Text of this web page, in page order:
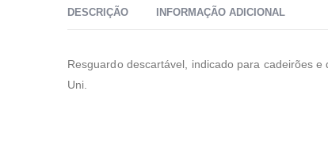
DESCRIÇÃO INFORMAÇÃO ADICIONAL
Resguardo descartável, indicado para cadeirões e
Uni.